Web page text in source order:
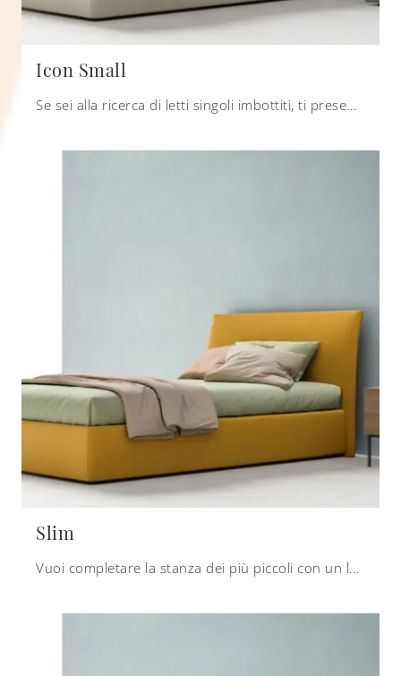
Icon Small
Se sei alla ricerca di letti singoli imbottiti, ti presentiamo il modello Icon Small in tessuto per completare la camera dei più piccoli.
Slim
Vuoi completare la stanza dei più piccoli con un letto singolo in tessuto? Eccoti il modello Slim di Zalf per spazi moderni.